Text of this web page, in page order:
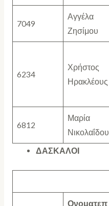
7049
Αγγέλα
Ζησίμου
6234
Χρήστος
Ηρακλέους
6812
Μαρία
Νικολαΐδου
ΔΑΣΚΑΛΟΙ
Ονοματεπ